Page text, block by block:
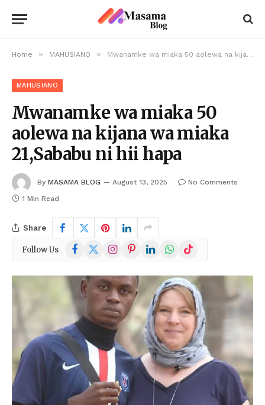
Home » MAHUSIANO » Mwanamke wa miaka 50 aolewa na kijana wa miaka 21,Sababu ni hii hapa
MAHUSIANO
Mwanamke wa miaka 50
aolewa na kijana wa miaka
21,Sababu ni hii hapa
By MASAMA BLOG August 13, 2025
No Comments
1 Min Read
Share
Follow Us Facebook
X
(Twitter)
InstagramPinterestLinkedInWhatsApp
TikTok